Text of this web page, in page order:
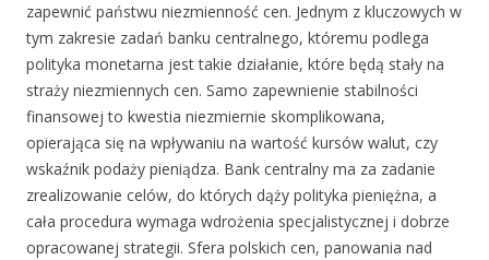
zapewnić państwu niezmienność cen. Jednym z kluczowych w
tym zakresie zadań banku centralnego, któremu podlega
polityka monetarna jest takie działanie, które będą stały na
straży niezmiennych cen. Samo zapewnienie stabilności
finansowej to kwestia niezmiernie skomplikowana,
opierająca się na wpływaniu na wartość kursów walut, czy
wskaźnik podaży pieniądza. Bank centralny ma za zadanie
zrealizowanie celów, do których dąży polityka pieniężna, a
cała procedura wymaga wdrożenia specjalistycznej i dobrze
opracowanej strategii. Sfera polskich cen, panowania nad